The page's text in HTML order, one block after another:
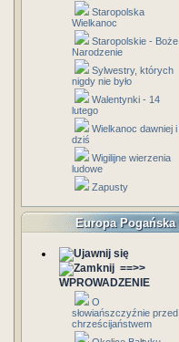
Staropolska
Wielkanoc
Staropolskie - Boże
Narodzenie
Sylwestry, których
nigdy nie było
Walentynki - 14
lutego
Wielkanoc dawniej i
dziś
Wigilijne wierzenia
ludowe
Zapusty
Europa Pogańska
==>>
WPROWADZENIE
O
słowiańszczyźnie przed
chrześcijaństwem